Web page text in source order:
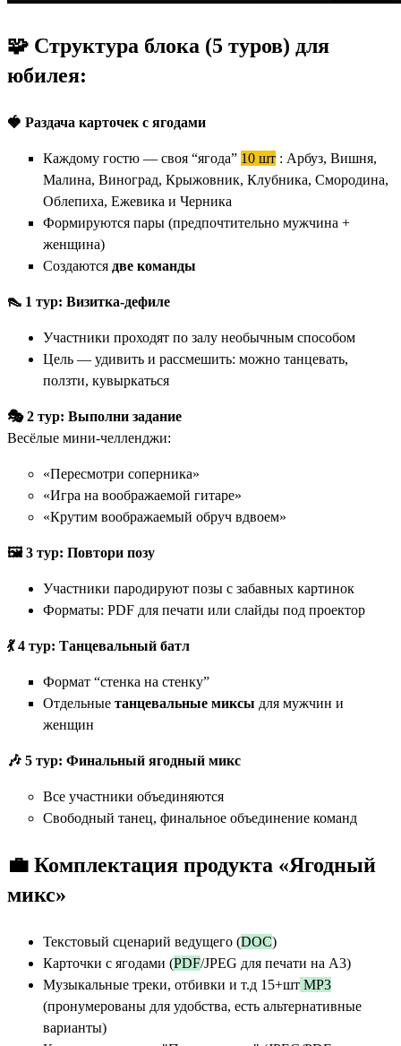
🧩 Структура блока (5 туров) для
юбилея:
🍓 Раздача карточек с ягодами
Каждому гостю — своя “ягода” 10 шт : Арбуз, Вишня,
Малина, Виноград, Крыжовник, Клубника, Смородина,
Облепиха, Ежевика и Черника
Формируются пары (предпочтительно мужчина +
женщина)
Создаются две команды
👠 1 тур: Визитка-дефиле
Участники проходят по залу необычным способом
Цель — удивить и рассмешить: можно танцевать,
ползти, кувыркаться
🎭 2 тур: Выполни задание
Весёлые мини-челленджи:
«Пересмотри соперника»
«Игра на воображаемой гитаре»
«Крутим воображаемый обруч вдвоем»
🖼 3 тур: Повтори позу
Участники пародируют позы с забавных картинок
Форматы: PDF для печати или слайды под проектор
💃 4 тур: Танцевальный батл
Формат “стенка на стенку”
Отдельные танцевальные миксы для мужчин и
женщин
🎶 5 тур: Финальный ягодный микс
Все участники объединяются
Свободный танец, финальное объединение команд
💼 Комплектация продукта «Ягодный
микс»
Текстовый сценарий ведущего (DOC)
Карточки с ягодами (PDF/JPEG для печати на А3)
Музыкальные треки, отбивки и т.д 15+шт MP3
(пронумерованы для удобства, есть альтернативные
варианты)